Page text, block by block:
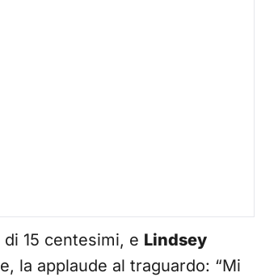
di 15 centesimi, e Lindsey
la applaude al traguardo: “Mi